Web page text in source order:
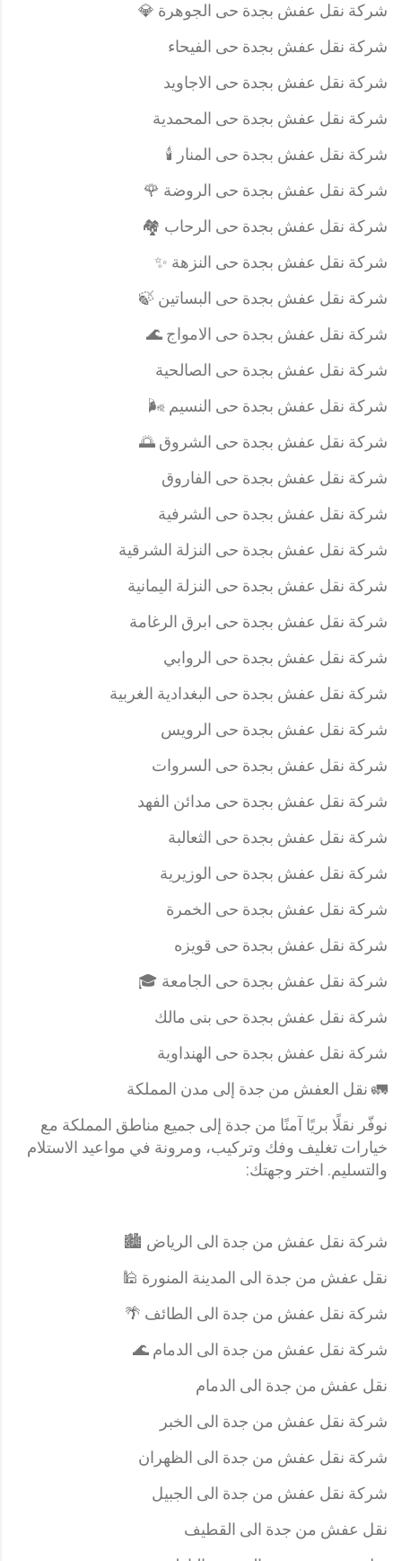
شركة نقل عفش بجدة حى الجوهرة 💎
شركة نقل عفش بجدة حى الفيحاء
شركة نقل عفش بجدة حى الاجاويد
شركة نقل عفش بجدة حى المحمدية
شركة نقل عفش بجدة حى المنار 🕯️
شركة نقل عفش بجدة حى الروضة 🌹
شركة نقل عفش بجدة حى الرحاب 🏘️
شركة نقل عفش بجدة حى النزهة ✨
شركة نقل عفش بجدة حى البساتين 🍃
شركة نقل عفش بجدة حى الامواج 🌊
شركة نقل عفش بجدة حى الصالحية
شركة نقل عفش بجدة حى النسيم 🌬️
شركة نقل عفش بجدة حى الشروق 🌅
شركة نقل عفش بجدة حى الفاروق
شركة نقل عفش بجدة حى الشرفية
شركة نقل عفش بجدة حى النزلة الشرقية
شركة نقل عفش بجدة حى النزلة اليمانية
شركة نقل عفش بجدة حى ابرق الرغامة
شركة نقل عفش بجدة حى الروابي
شركة نقل عفش بجدة حى البغدادية الغربية
شركة نقل عفش بجدة حى الرويس
شركة نقل عفش بجدة حى السروات
شركة نقل عفش بجدة حى مدائن الفهد
شركة نقل عفش بجدة حى الثعالبة
شركة نقل عفش بجدة حى الوزيرية
شركة نقل عفش بجدة حى الخمرة
شركة نقل عفش بجدة حى قويزه
شركة نقل عفش بجدة حى الجامعة 🎓
شركة نقل عفش بجدة حى بنى مالك
شركة نقل عفش بجدة حى الهنداوية
🚛 نقل العفش من جدة إلى مدن المملكة
نوفّر نقلًا بريًا آمنًا من جدة إلى جميع مناطق المملكة مع
خيارات تغليف وفك وتركيب، ومرونة في مواعيد الاستلام
والتسليم. اختر وجهتك:
شركة نقل عفش من جدة الى الرياض 🏙️
نقل عفش من جدة الى المدينة المنورة 🕌
شركة نقل عفش من جدة الى الطائف 🌴
شركة نقل عفش من جدة الى الدمام 🌊
نقل عفش من جدة الى الدمام
شركة نقل عفش من جدة الى الخبر
شركة نقل عفش من جدة الى الظهران
شركة نقل عفش من جدة الى الجبيل
نقل عفش من جدة الى القطيف